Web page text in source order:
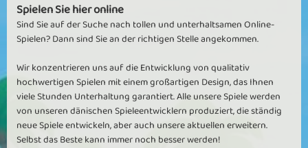
Spielen Sie hier online
Sind Sie auf der Suche nach tollen und unterhaltsamen Online-
Spielen? Dann sind Sie an der richtigen Stelle angekommen.
Wir konzentrieren uns auf die Entwicklung von qualitativ
hochwertigen Spielen mit einem großartigen Design, das Ihnen
viele Stunden Unterhaltung garantiert. Alle unsere Spiele werden
von unseren dänischen Spieleentwicklern produziert, die ständig
neue Spiele entwickeln, aber auch unsere aktuellen erweitern.
Selbst das Beste kann immer noch besser werden!